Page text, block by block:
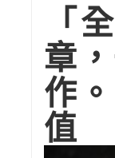
「
章
作